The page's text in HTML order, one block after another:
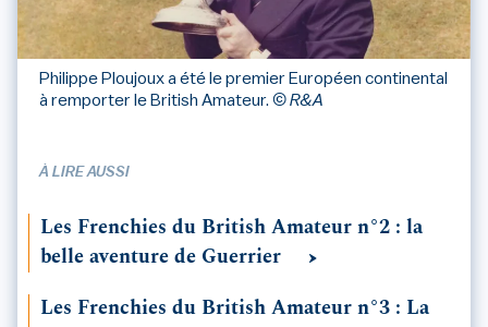
Philippe Ploujoux a été le premier Européen continental
à remporter le British Amateur. © R&A
À LIRE AUSSI
Les Frenchies du British Amateur n°2 : la
belle aventure de Guerrier
Les Frenchies du British Amateur n°3 : La